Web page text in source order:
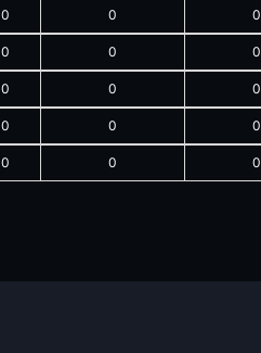
0 0 0
0 0 0
0 0 0
0 0 0
0 0 0